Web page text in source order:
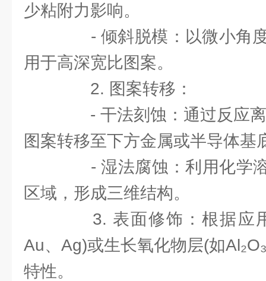
少粘附力影响。
- 倾斜脱模：以微小角度
用于高深宽比图案。
2. 图案转移：
- 干法刻蚀：通过反应离
图案转移至下方金属或半导体基
- 湿法腐蚀：利用化学溶
区域，形成三维结构。
3. 表面修饰：根据应
Au、Ag)或生长氧化物层(如
特性。